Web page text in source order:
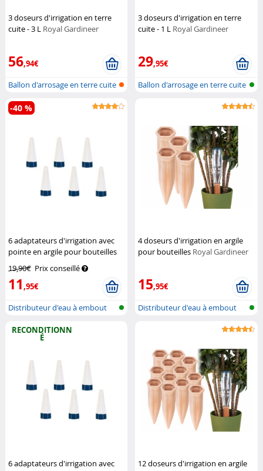
3 doseurs d'irrigation en terre
cuite - 3 L Royal Gardineer
56,94€
Ballon d'arrosage en terre cuite
po...
3 doseurs d'irrigation en terre
cuite - 1 L Royal Gardineer
29,95€
Ballon d'arrosage en terre cuite
6 adaptateurs d'irrigation avec
pointe en argile pour bouteilles
Royal Gardineer
19,90€ Prix conseillé
11,95€
-40 %
Distributeur d'eau à embout
4 doseurs d'irrigation en argile
pour bouteilles Royal Gardineer
15,95€
Distributeur d'eau à embout
RECONDITIONN
É
6 adaptateurs d'irrigation avec
12 doseurs d'irrigation en argile